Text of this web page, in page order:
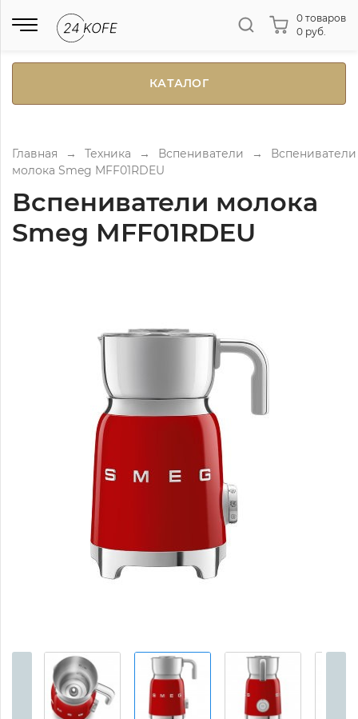
0 товаров
0 руб.
КАТАЛОГ
Главная → Техника → Вспениватели →
Вспениватели
молока Smeg MFF01RDEU
Вспениватели молока
Smeg MFF01RDEU